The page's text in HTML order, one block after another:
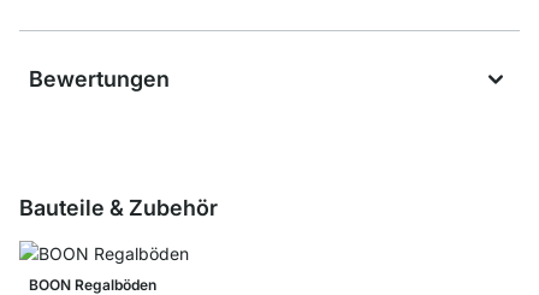
Bewertungen
Bauteile & Zubehör
BOON Regalböden